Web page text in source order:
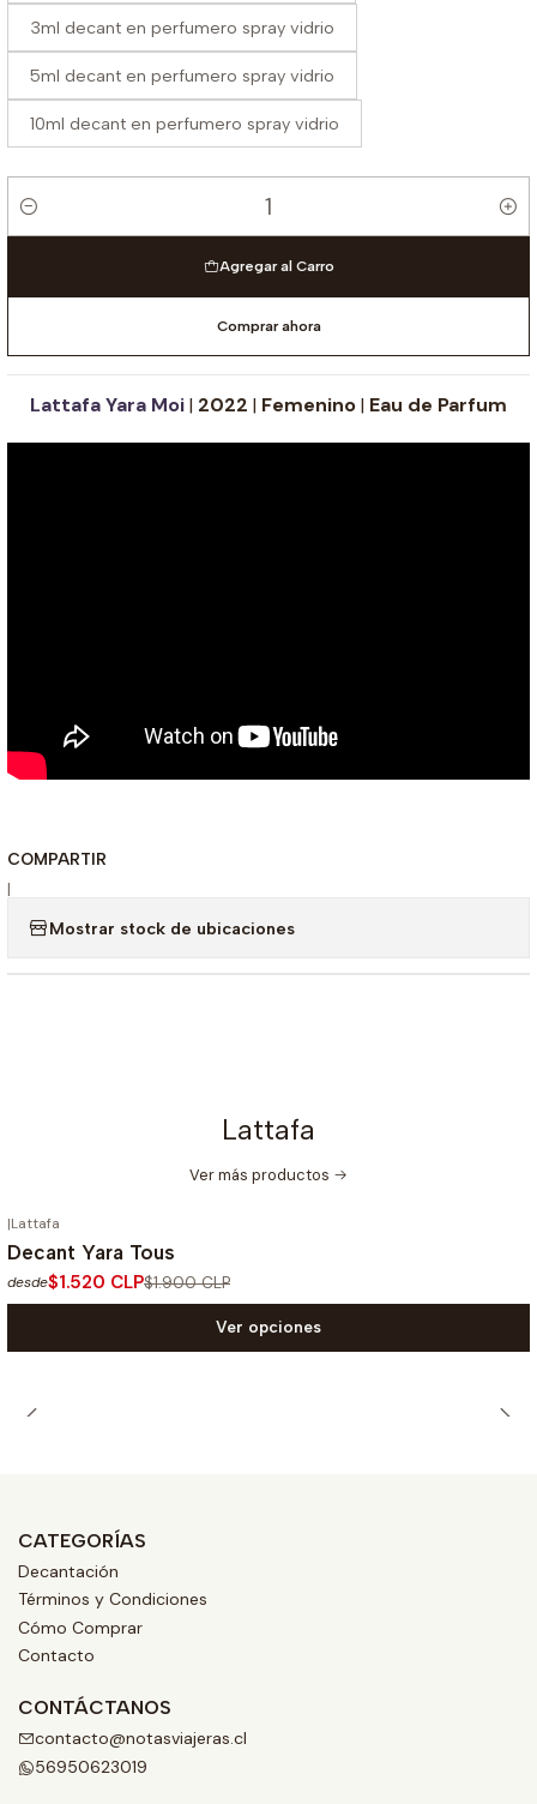
3ml decant en perfumero spray vidrio
5ml decant en perfumero spray vidrio
10ml decant en perfumero spray vidrio
Cantidad
Agregar al Carro
Comprar ahora
Lattafa Yara Moi| 2022 | Femenino| Eau de Parfum
COMPARTIR
|
Mostrar stock de ubicaciones
Lattafa
Ver más productos
|Lattafa
Decant Yara Tous
desde$1.520 CLP$1.900 CLP
Ver opciones
CATEGORÍAS
Decantación
Términos y Condiciones
Cómo Comprar
Contacto
CONTÁCTANOS
contacto@notasviajeras.cl
56950623019